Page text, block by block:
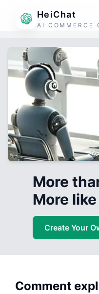
HeiChat
AI COMMERCE
More
More
Create Your
Comment